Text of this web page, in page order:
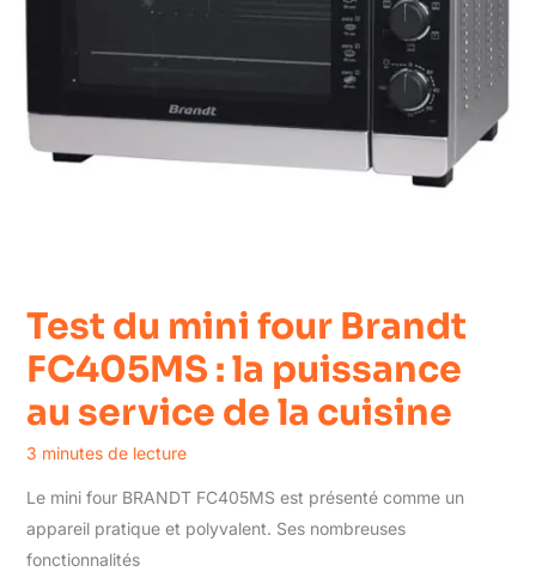
Test du mini four Brandt
FC405MS : la puissance
au service de la cuisine
3 minutes de lecture
Le mini four BRANDT FC405MS est présenté comme un
appareil pratique et polyvalent. Ses nombreuses
fonctionnalités